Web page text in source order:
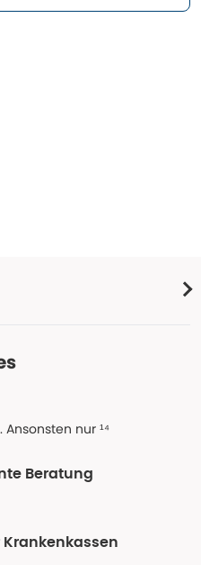
nur ¹⁴
Beratung